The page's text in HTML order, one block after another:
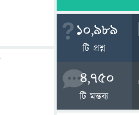
10,989
টি প্রশ্ন
4,750
টি মন্তব্য